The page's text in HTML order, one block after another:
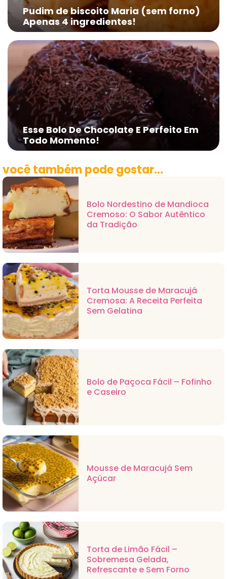
Pudim de biscoito Maria (sem forno)
Apenas 4 ingredientes!
Esse Bolo De Chocolate E Perfeito Em
Todo Momento!
você também pode gostar...
Bolo Nordestino de Mandioca
Cremoso: O Sabor Autêntico
da Tradição
Torta Mousse de Maracujá
Cremosa: A Receita Perfeita
Sem Gelatina
Bolo de Paçoca Fácil – Fofinho
e Caseiro
Mousse de Maracujá Sem
Açúcar
Torta de Limão Fácil –
Sobremesa Gelada,
Refrescante e Sem Forno